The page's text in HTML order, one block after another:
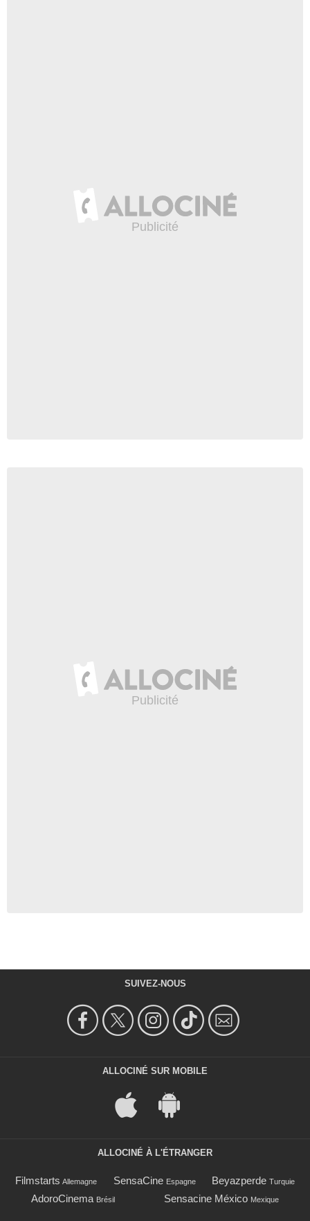
SUIVEZ-NOUS
ALLOCINÉ SUR MOBILE
ALLOCINÉ À L'ÉTRANGER
Filmstarts Allemagne SensaCine Espagne Beyazperde Turquie
AdoroCinema Brésil Sensacine México Mexique